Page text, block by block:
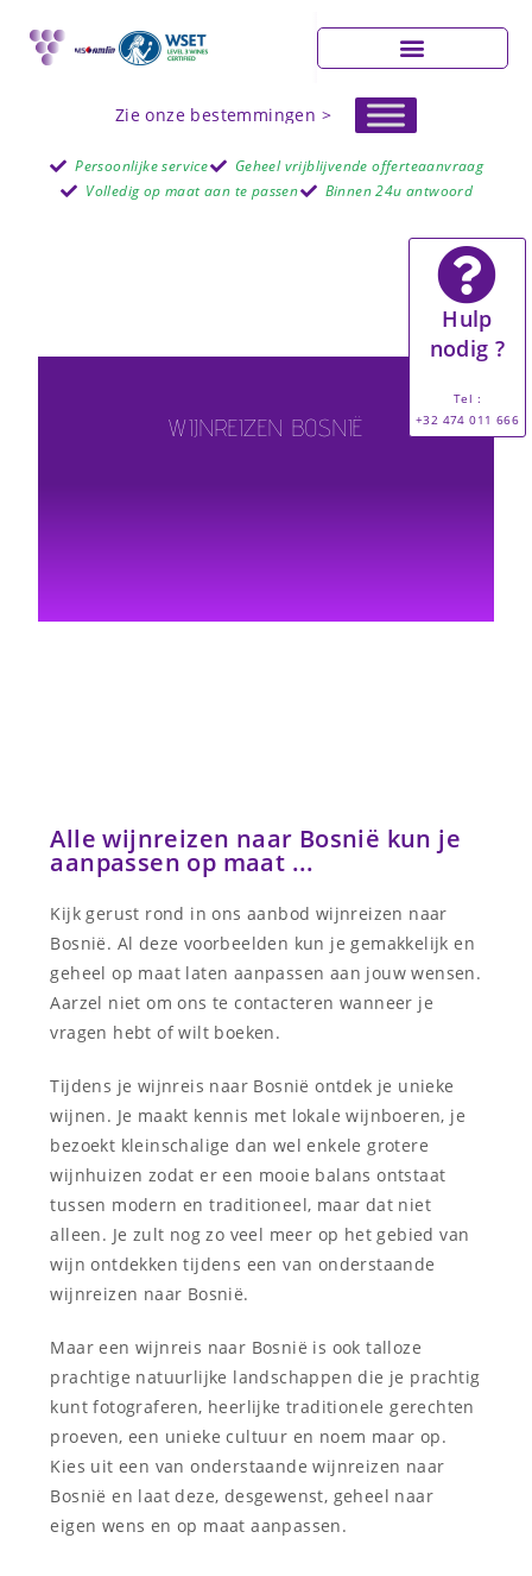
Zie onze bestemmingen >
Persoonlijke service
Geheel vrijblijvende offerteaanvraag
Volledig op maat aan te passen
Binnen 24u antwoord
WIJNREIZEN BOSNIË
Hulp
nodig ?
Tel :
+32 474 011 666
Alle wijnreizen naar Bosnië kun je
aanpassen op maat ...
Kijk gerust rond in ons aanbod wijnreizen naar
Bosnië. Al deze voorbeelden kun je gemakkelijk en
geheel op maat laten aanpassen aan jouw wensen.
Aarzel niet om ons te contacteren wanneer je
vragen hebt of wilt boeken.
Tijdens je wijnreis naar Bosnië ontdek je unieke
wijnen. Je maakt kennis met lokale wijnboeren, je
bezoekt kleinschalige dan wel enkele grotere
wijnhuizen zodat er een mooie balans ontstaat
tussen modern en traditioneel, maar dat niet
alleen. Je zult nog zo veel meer op het gebied van
wijn ontdekken tijdens een van onderstaande
wijnreizen naar Bosnië.
Maar een wijnreis naar Bosnië is ook talloze
prachtige natuurlijke landschappen die je prachtig
kunt fotograferen, heerlijke traditionele gerechten
proeven, een unieke cultuur en noem maar op.
Kies uit een van onderstaande wijnreizen naar
Bosnië en laat deze, desgewenst, geheel naar
eigen wens en op maat aanpassen.